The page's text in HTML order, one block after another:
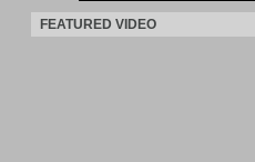
FEATURED VIDEO